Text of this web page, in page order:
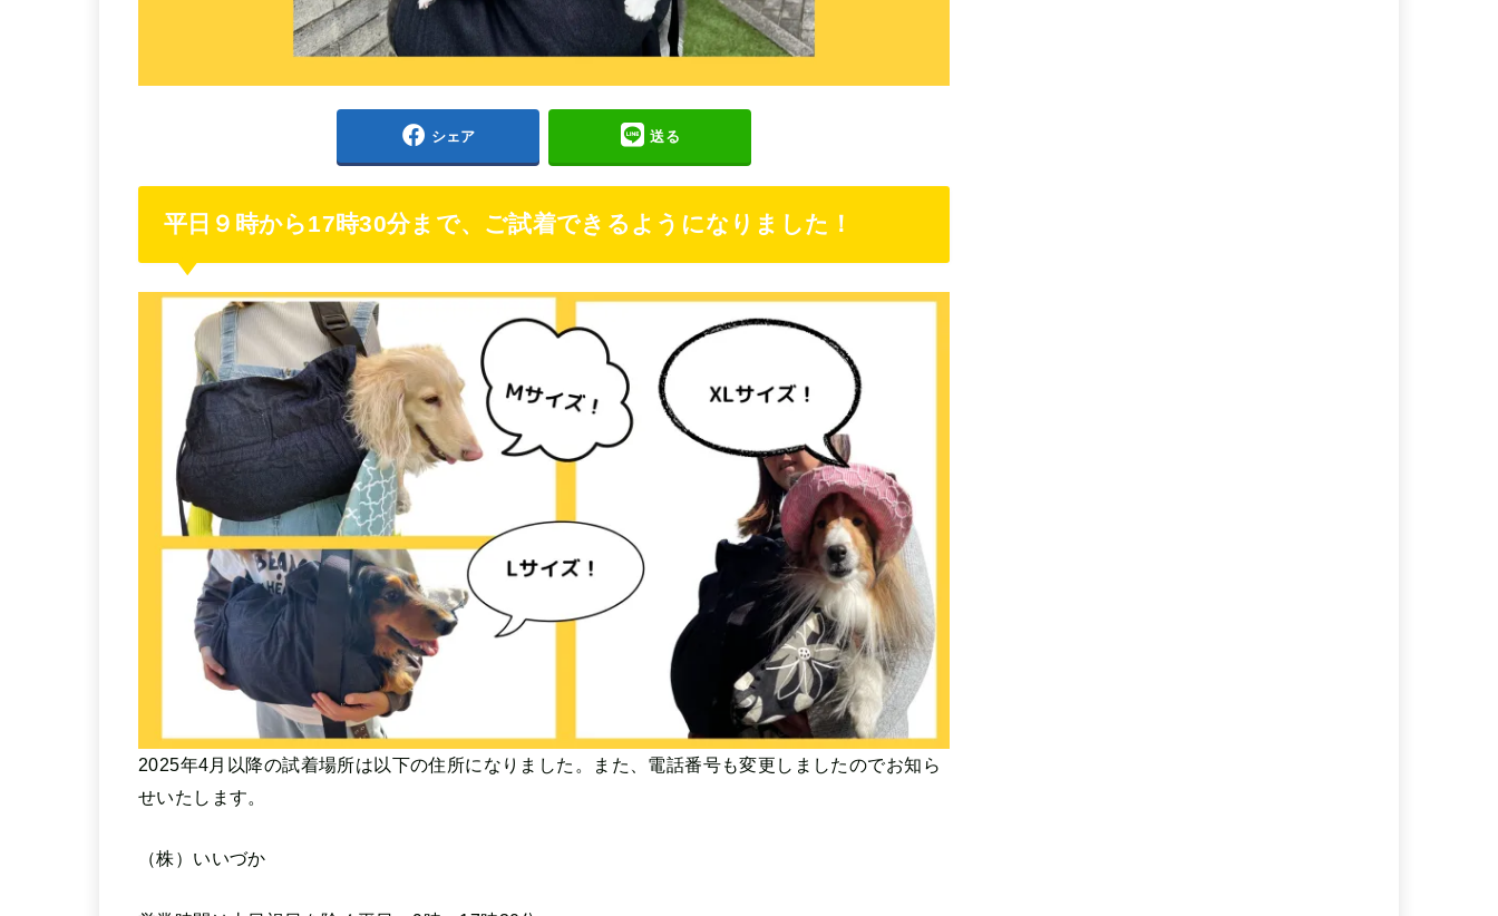
シェア 送る
平日９時から17時30分まで、ご試着できるようになりました！
2025年4月以降の試着場所は以下の住所になりました。また、電話番号も変更しましたのでお知ら
せいたします。
（株）いいづか